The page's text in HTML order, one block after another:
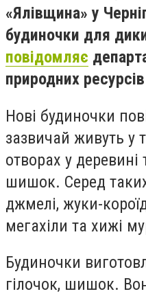
«Ялівщина» у
будиночки для
повідомляє
природних
Нові будиночки
зазвичай живуть у
отворах у деревині
шишок. Серед
джмелі, жуки-
мегахіли та хижі
Будиночки
гілочок, шишок.